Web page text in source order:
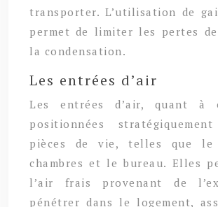
transporter. L’utilisation de
permet de limiter les pertes
la condensation.
Les entrées d’air
Les entrées d’air, quant à
positionnées
pièces de vie, telles que le
chambres et le bureau. Elles
l’air frais provenant de
pénétrer dans le logement,